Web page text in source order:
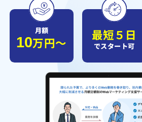
月額
10万円〜
最短５ 日
でスタート可